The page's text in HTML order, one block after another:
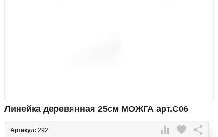
Линейка деревянная 25см МОЖГА арт.С06
 favorite 
Артикул: 292